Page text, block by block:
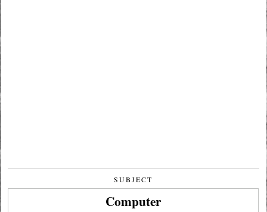
SUBJECT
Computer